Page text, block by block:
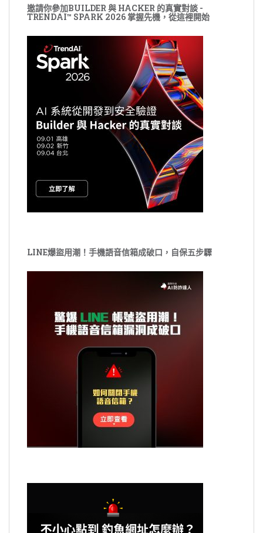
邀請你參加BUILDER 與 HACKER 的真實對談 -
TRENDAI™ SPARK 2026 掌握先機，從這裡開始
LINE爆盜用潮！手機語音信箱成破口，自保五步驟